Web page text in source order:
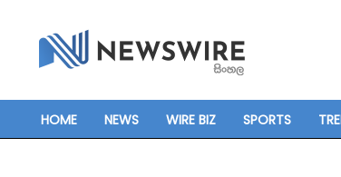
content
Primary
HOME NEWS WIRE BIZ SPORTS